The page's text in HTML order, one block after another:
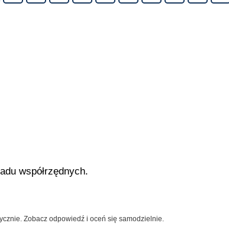
współrzędnych.
Zobacz odpowiedź i oceń się samodzielnie.